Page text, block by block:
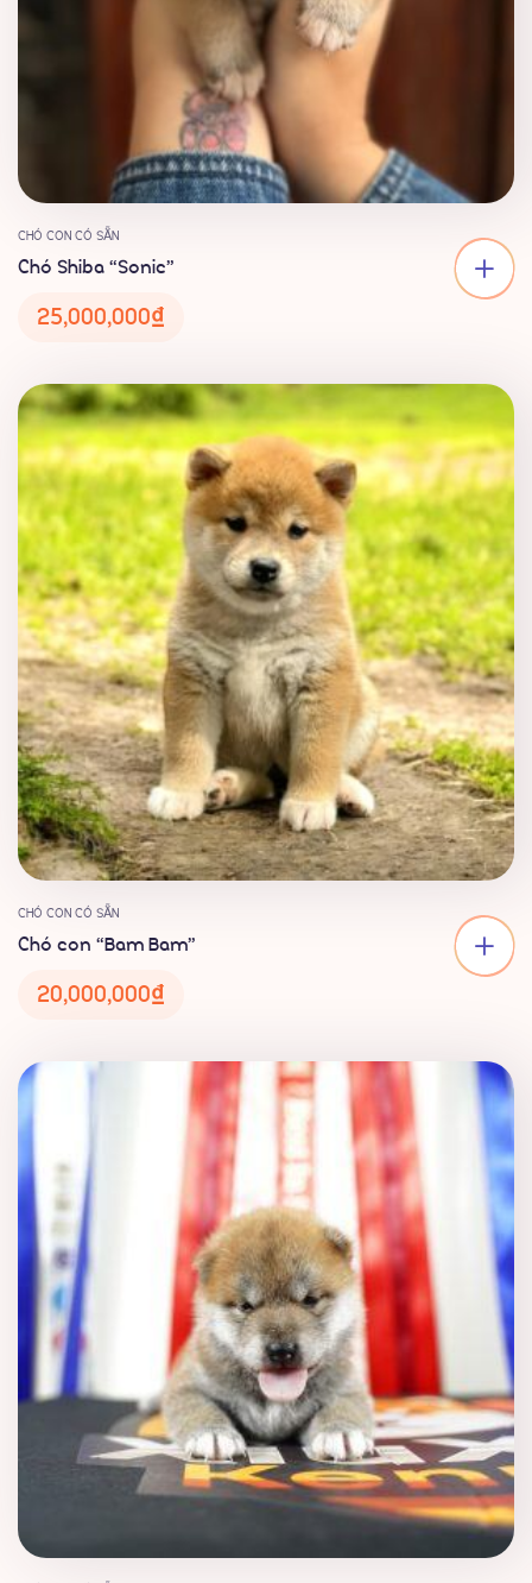
CHÓ CON CÓ SẴN
Chó Shiba “Sonic”
25,000,000₫
CHÓ CON CÓ SẴN
Chó con “Bam Bam”
20,000,000₫